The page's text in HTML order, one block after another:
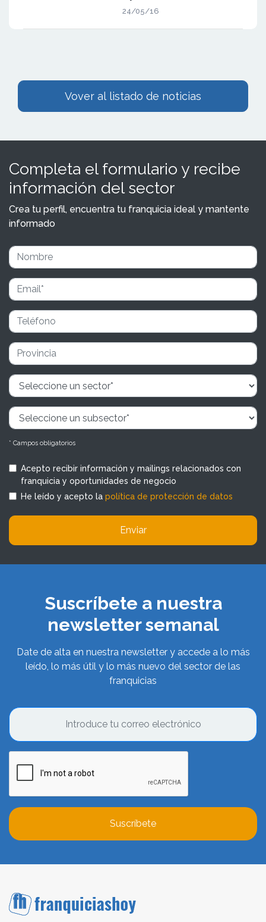
24/05/16
Vover al listado de noticias
Completa el formulario y recibe
información del sector
Crea tu perfil, encuentra tu franquicia ideal y mantente
informado
* Campos obligatorios
Acepto recibir información y mailings relacionados con
franquicia y oportunidades de negocio
He leído y acepto la política de protección de datos
Enviar
Suscríbete a nuestra
newsletter semanal
Date de alta en nuestra newsletter y accede a lo más
leído, lo más útil y lo más nuevo del sector de las
franquicias
Suscríbete